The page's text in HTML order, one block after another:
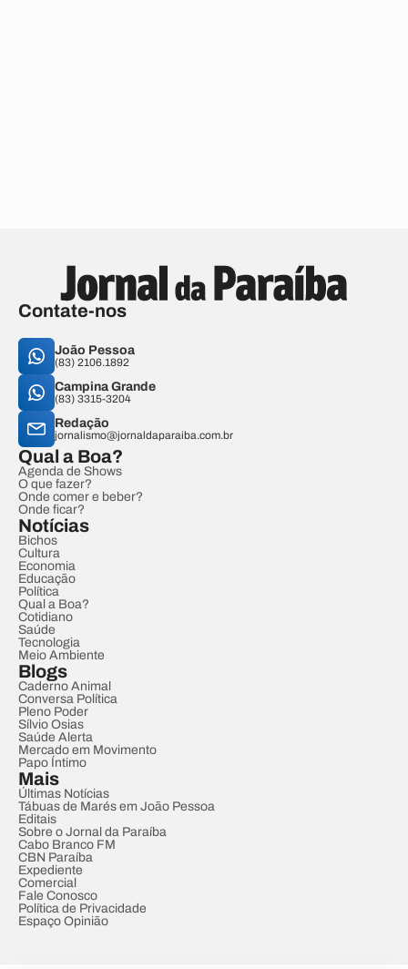
Contate-nos
João Pessoa
(83) 2106.1892
Campina Grande
(83) 3315-3204
Redação
jornalismo@jornaldaparaiba.com.br
Qual a Boa?
Agenda de Shows
O que fazer?
Onde comer e beber?
Onde ficar?
Notícias
Bichos
Cultura
Economia
Educação
Política
Qual a Boa?
Cotidiano
Saúde
Tecnologia
Meio Ambiente
Blogs
Caderno Animal
Conversa Política
Pleno Poder
Sílvio Osias
Saúde Alerta
Mercado em Movimento
Papo Íntimo
Mais
Últimas Notícias
Tábuas de Marés em João Pessoa
Editais
Sobre o Jornal da Paraíba
Cabo Branco FM
CBN Paraíba
Expediente
Comercial
Fale Conosco
Política de Privacidade
Espaço Opinião